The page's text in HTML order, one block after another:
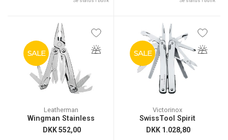
SALE
Leatherman
Wingman Stainless
DKK552,00
SALE
Victorinox
SwissTool Spirit
DKK 1.028,80